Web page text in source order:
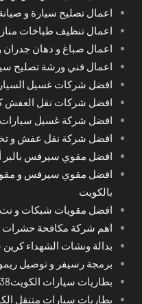
اعمال تصليح سيارة و
اعمال تنظيف طباخات
اعمال صباغ و دهان جدران
اعمال فني ورشة تصليح
افضل شركات غسيل
افضل شركات نقل العفش
افضل شركة غسيل سيارات
افضل شركة نقل عفش و
افضل مقوي سيرفس بالبر
افضل مقوي سيرفس و
بالكويت
افضل مقويات شبكات و
اهم شركة مكافحة حشرات
بدالة ونشات الشهداء
برمجة رسيفر و توصيل ريموت 24 ساعة في محافظات
بطاريات سيارات الكويت52227338
بطاريات سيارات متنقل